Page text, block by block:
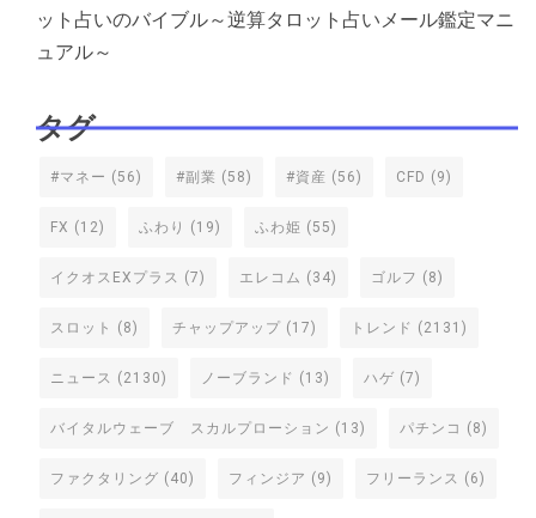
ット占いのバイブル～逆算タロット占いメール鑑定マニ
ュアル～
タグ
#マネー (56) #副業 (58) #資産 (56) CFD (9)
FX (12) ふわり (19) ふわ姫 (55)
イクオスEXプラス (7) エレコム (34) ゴルフ (8)
スロット (8) チャップアップ (17) トレンド (2131)
ニュース (2130) ノーブランド (13) ハゲ (7)
バイタルウェーブ スカルプローション (13) パチンコ (8)
ファクタリング (40) フィンジア (9) フリーランス (6)